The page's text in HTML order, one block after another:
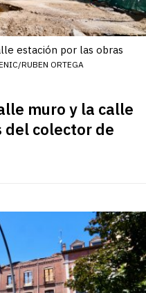
estación por las obras
RUBEN ORTEGA
muro y la calle
del colector de